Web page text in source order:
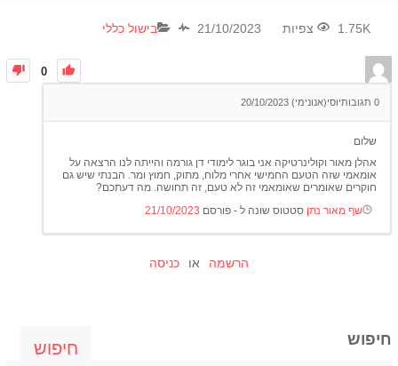
1.75K צפיות 21/10/2023 בישול כללי
0
יוסי(אנונימי) 20/10/2023 0 תגובות
שלום
אהלן מאור וקולינרטיקה אני בוגר לימודי דן גורמה והייתה לנו הרצאה על
אומאמי שזה הטעם החמישי אחרי מלוח, מתוק, חמוץ ומר. הבנתי שיש גם
חוקרים שאומרים שאומאמי זה לא טעם, זה תחושה. מה דעתכם?
שף מאור נתן סטטוס שונה ל - פורסם 21/10/2023
הרשמה או כניסה
חיפוש חיפוש